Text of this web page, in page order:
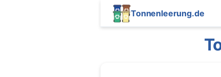
Tonnenleerung.de